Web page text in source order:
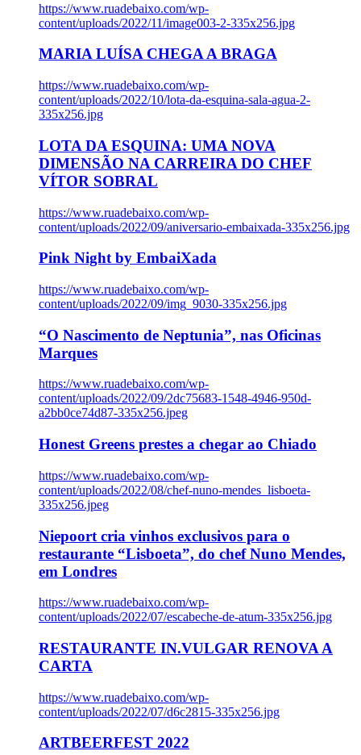
https://www.ruadebaixo.com/wp-
content/uploads/2022/11/image003-2-335x256.jpg
MARIA LUÍSA CHEGA A BRAGA
https://www.ruadebaixo.com/wp-
content/uploads/2022/10/lota-da-esquina-sala-agua-2-
335x256.jpg
LOTA DA ESQUINA: UMA NOVA
DIMENSÃO NA CARREIRA DO CHEF
VÍTOR SOBRAL
https://www.ruadebaixo.com/wp-
content/uploads/2022/09/aniversario-embaixada-335x256.jpg
Pink Night by EmbaiXada
https://www.ruadebaixo.com/wp-
content/uploads/2022/09/img_9030-335x256.jpg
“O Nascimento de Neptunia”, nas Oficinas
Marques
https://www.ruadebaixo.com/wp-
content/uploads/2022/09/2dc75683-1548-4946-950d-
a2bb0ce74d87-335x256.jpeg
Honest Greens prestes a chegar ao Chiado
https://www.ruadebaixo.com/wp-
content/uploads/2022/08/chef-nuno-mendes_lisboeta-
335x256.jpeg
Niepoort cria vinhos exclusivos para o
restaurante “Lisboeta”, do chef Nuno Mendes,
em Londres
https://www.ruadebaixo.com/wp-
content/uploads/2022/07/escabeche-de-atum-335x256.jpg
RESTAURANTE IN.VULGAR RENOVA A
CARTA
https://www.ruadebaixo.com/wp-
content/uploads/2022/07/d6c2815-335x256.jpg
ARTBEERFEST 2022